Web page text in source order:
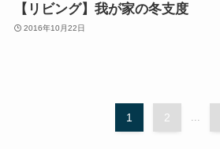
【リビング】我が家の冬支度
2016年10月22日
1 2 ...